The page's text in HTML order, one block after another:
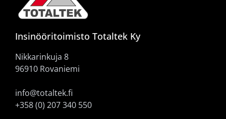
Insinööritoimisto Totaltek Ky
Nikkarinkuja 8
96910 Rovaniemi
info@totaltek.fi
+358 (0) 207 340 550